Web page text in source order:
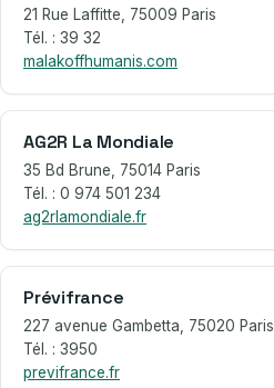
21 Rue Laffitte, 75009 Paris
Tél. : 39 32
malakoffhumanis.com
AG2R La Mondiale
35 Bd Brune, 75014 Paris
Tél. : 0 974 501 234
ag2rlamondiale.fr
Prévifrance
227 avenue Gambetta, 75020 Paris
Tél. : 3950
previfrance.fr